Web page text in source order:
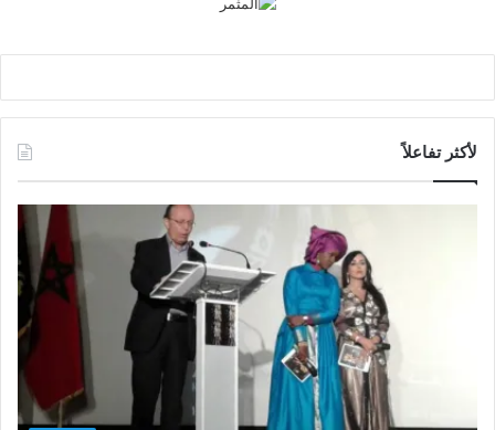
لأكثر تفاعلاً